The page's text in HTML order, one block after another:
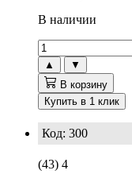
В наличии
▲
▼
В корзину
Купить в 1 клик
Код: 300
(43) 4